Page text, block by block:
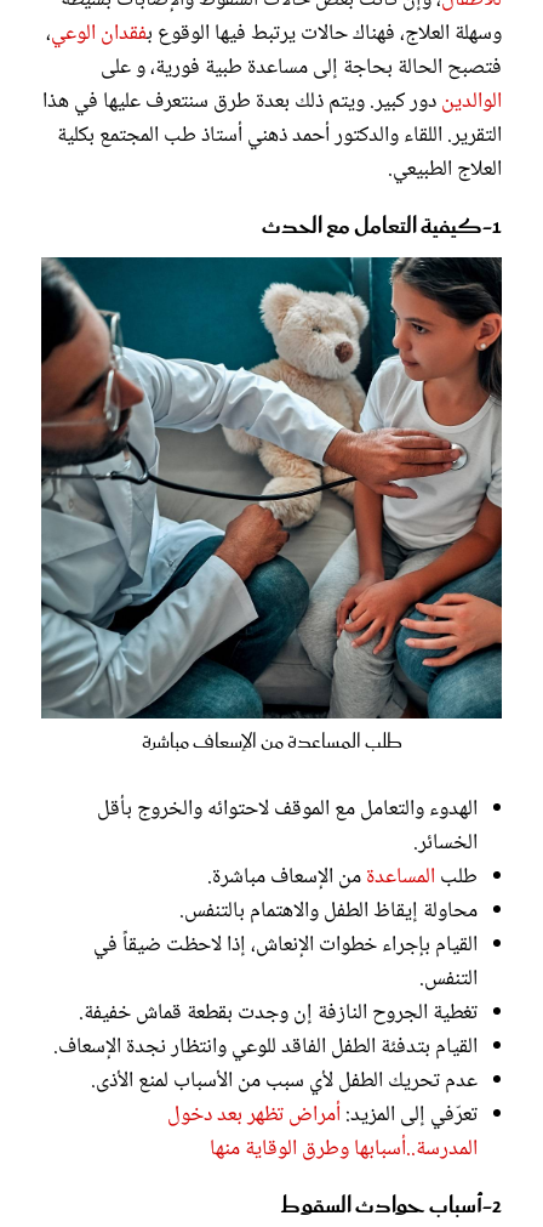
وسهلة العلاج، فهناك حالات يرتبط فيها الوقوع بفقدان الوعي،
فتصبح الحالة بحاجة إلى مساعدة طبية فورية، و على
الوالديندور كبير. ويتم ذلك بعدة طرق سنتعرف عليها في هذا
التقرير. اللقاء والدكتور أحمد ذهني أستاذ طب المجتمع بكلية
العلاج الطبيعي.
1-كيفية التعامل مع الحدث
طلب المساعدة من الإسعاف مباشرة
الهدوء والتعامل مع الموقف لاحتوائه والخروج بأقل
الخسائر.
طلب المساعدةمن الإسعاف مباشرة.
محاولة إيقاظ الطفل والاهتمام بالتنفس.
القيام بإجراء خطوات الإنعاش، إذا لاحظت ضيقاً في
التنفس.
تغطية الجروح النازفة إن وجدت بقطعة قماش خفيفة.
القيام بتدفئة الطفل الفاقد للوعي وانتظار نجدة الإسعاف.
عدم تحريك الطفل لأي سبب من الأسباب لمنع الأذى.
تعرّفي إلى المزيد:أمراض تظهر بعد دخول
المدرسة..أسبابها وطرق الوقاية منها
2-أسباب حوادث السقوط